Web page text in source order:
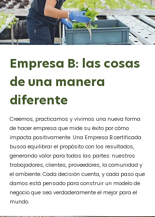
Empresa B: las cosas
de una manera
diferente
Creemos, practicamos y vivimos una nueva forma
de hacer empresa que mide su éxito por cómo
impacta positivamente. Una Empresa B certificada
busca equilibrar el propósito con los resultados,
generando valor para todas las partes: nuestros
trabajadores, clientes, proveedores, la comunidad y
el ambiente. Cada decisión cuenta, y cada paso que
damos está pensado para construir un modelo de
negocio que sea verdaderamente el mejor para el
mundo.